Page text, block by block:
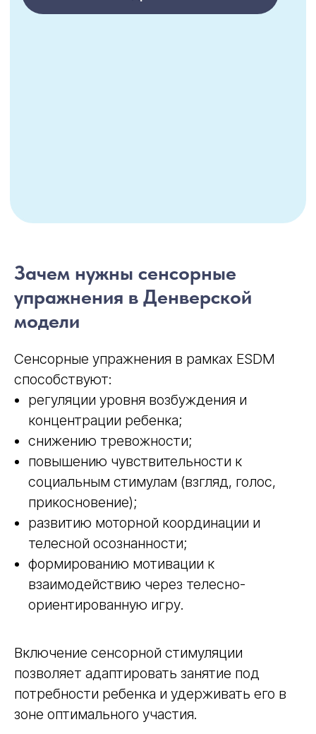
Зачем нужны сенсорные
упражнения в Денверской
модели
Сенсорные упражнения в рамках ESDM
способствуют:
регуляции уровня возбуждения и
концентрации ребенка;
снижению тревожности;
повышению чувствительности к
социальным стимулам (взгляд, голос,
прикосновение);
развитию моторной координации и
телесной осознанности;
формированию мотивации к
взаимодействию через телесно-
ориентированную игру.
Включение сенсорной стимуляции
позволяет адаптировать занятие под
потребности ребенка и удерживать его в
зоне оптимального участия.